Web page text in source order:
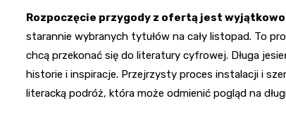
Rozpoczęcie przygody z ofertą jest
starannie wybranych tytułów na cały listopad. To
chcą przekonać się do literatury cyfrowej. Długa
historie i inspiracje. Przejrzysty proces instalacji i
literacką podróż, która może odmienić pogląd na